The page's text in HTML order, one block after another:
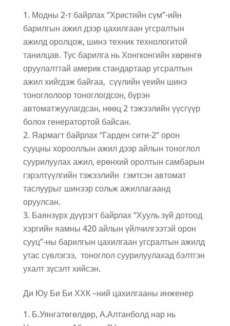
Модны 2-т байрлах “Христийн сүм”-ийн
барилгын ажил дээр цахилгаан угсралтын
ажилд оролцож, шинэ техник технологитой
танилцав. Тус барилга нь Хонгконгийн хөрөнгө
оруулалттай америк стандартаар угсралтын
ажил хийгдэж байгаа, сүүлийн үеийн шинэ
тоноглолоор тоноглогдсон, бүрэн
автоматжуулагдсан, нөөц 2 тэжээлийн үүсгүүр
болох генератортой байсан.
Яармагт байрлах “Гарден сити-2” орон
сууцны хорооллын ажил дээр айлын тоноглол
суурилуулах ажил, ерөнхий оролтын самбарын
гэрэлтүүлгийн тэжээлийн гэмтсэн автомат
таслуурыг шинээр сольж ажиллагаанд
оруулсан.
Баянзүрх дүүрэгт байрлах “Хууль зүй дотоод
хэргийн яамны 420 айлын үйлчилгээтэй орон
сууц”-ны барилгын цахилгаан угсралтын ажилд
утас сүвлэгээ, тоноглол суурилуулахад бэлтгэн
ухалт зүсэлт хийсэн.
Ди Юу Би Би ХХК –ний цахилгааны инженер
Б.Уянгатөгөлдөр, А.Алтанболд нар нь